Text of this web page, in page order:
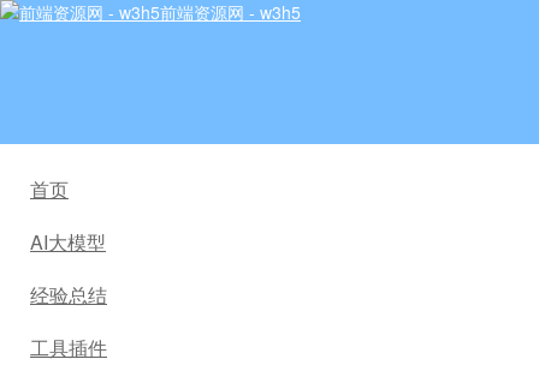
前端资源网 - w3h5
首页
AI大模型
经验总结
工具插件